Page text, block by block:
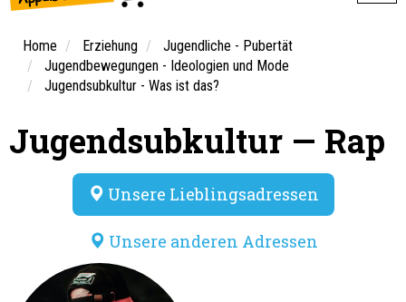
Home Erziehung
Jugendliche - Pubertät
Jugendbewegungen - Ideologien und Mode
Jugendsubkultur - Was ist das?
Jugendsubkultur — Rap
Unsere Lieblingsadressen
Unsere anderen Adressen